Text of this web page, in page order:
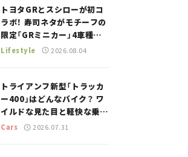
トヨタGRとスシローが初コ
ラボ！ 寿司ネタがモチーフの
限定「GRミニカー」4車種が
登場。入手方法は？【クルマ
Lifestyle 2026.08.04
トライアンフ新型「トラッカ
ー400」はどんなバイク？ ワ
イルドな見た目と軽快な乗り
味を両立した400ccフラット
Cars 2026.07.31